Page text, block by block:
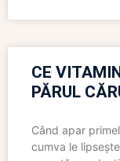
CE
PĂRUL
Când apar
cumva le